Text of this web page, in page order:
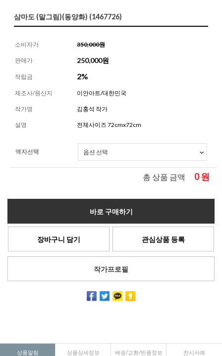
삼마도 (말그림)(동양화) (1467726)
소비자가 350,000원
판매가 250,000원
적립금 2%
제조사/원산지 이안아트/대한민국
작가명 김홍석 작가
설명 전체사이즈 72cmx72cm
액자선택
총 상품 금액 0원
바로 구매하기
장바구니 담기 관심상품 등록
작가프로필
상품알림 상품상세정보 배송/교환/반품정보 전시사례